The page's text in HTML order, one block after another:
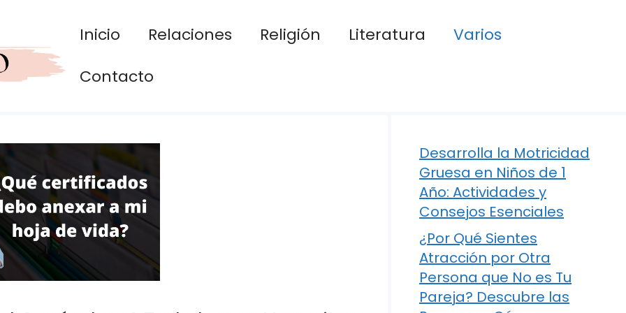
Inicio Relaciones Religión Literatura
Varios
Contacto
Desarrolla la Motricidad
Gruesa en Niños de 1
Año: Actividades y
Consejos Esenciales
¿Por Qué Sientes
Atracción por Otra
Persona que No es Tu
Pareja? Descubre las